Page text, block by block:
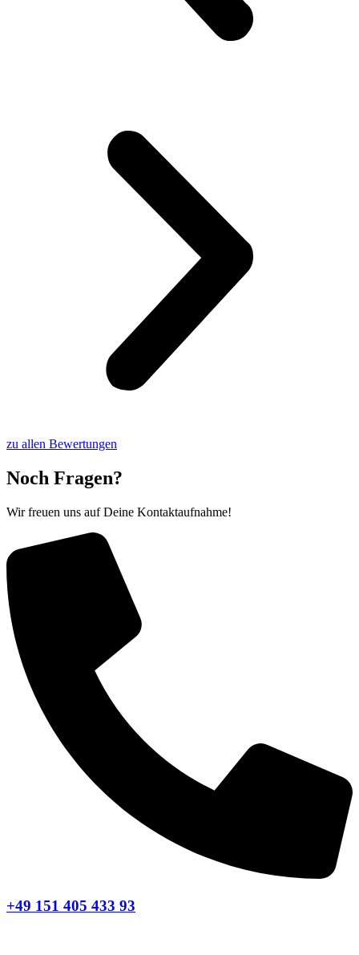
zu allen Bewertungen
Noch Fragen?
Wir freuen uns auf Deine Kontaktaufnahme!
+49 151 405 433 93